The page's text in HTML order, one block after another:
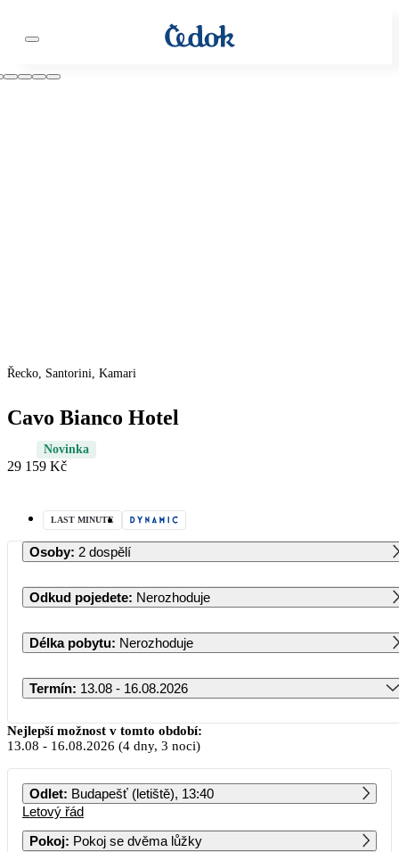
Řecko, Santorini, Kamari
Cavo Bianco Hotel
Novinka
29 159 Kč
LAST MINUTE
Osoby: 2 dospělí
Odkud pojedete: Nerozhoduje
Délka pobytu: Nerozhoduje
Termín: 13.08 - 16.08.2026
Srpen 2026
PO ÚT ST ČT PÁ SO NE
Nejlepší možnost v tomto období:
13.08 - 16.08.2026 (4 dny, 3 noci)
Odlet: Budapešť (letiště), 13:40
Letový řád
Pokoj:
Pokoj se dvěma lůžky